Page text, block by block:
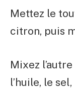
Mettez le
citron, puis
Mixez
l’huile, le